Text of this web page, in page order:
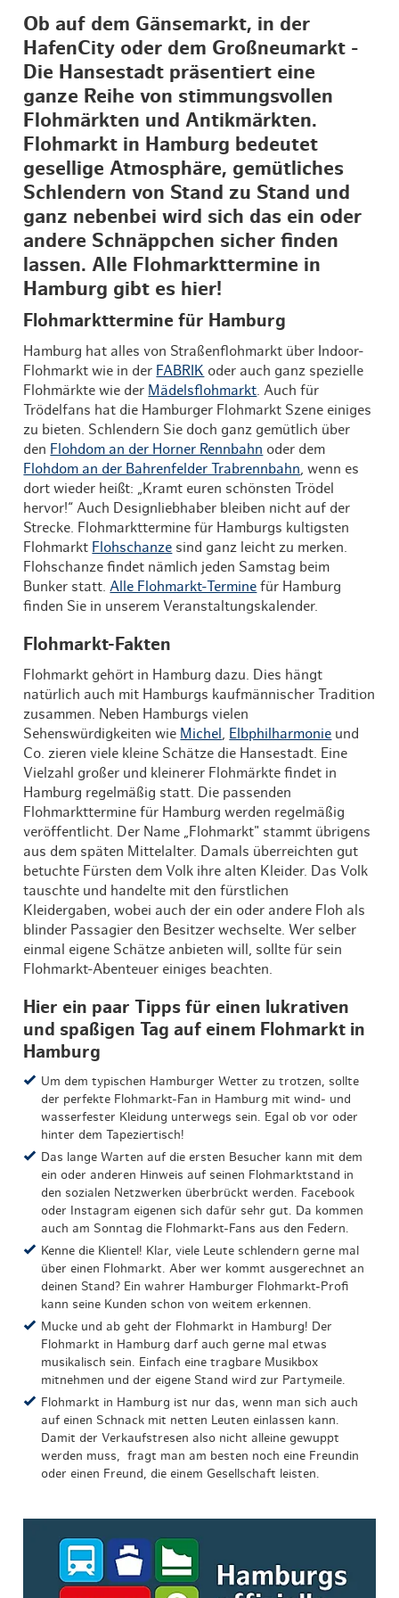
Ob auf dem Gänsemarkt, in der
HafenCity oder dem Großneumarkt -
Die Hansestadt präsentiert eine
ganze Reihe von stimmungsvollen
Flohmärkten und Antikmärkten.
Flohmarkt in Hamburg bedeutet
gesellige Atmosphäre, gemütliches
Schlendern von Stand zu Stand und
ganz nebenbei wird sich das ein oder
andere Schnäppchen sicher finden
lassen. Alle Flohmarkttermine in
Hamburg gibt es hier!
Flohmarkttermine für Hamburg
Hamburg hat alles von Straßenflohmarkt über Indoor-
Flohmarkt wie in der FABRIK oder auch ganz spezielle
Flohmärkte wie der Mädelsflohmarkt. Auch für
Trödelfans hat die Hamburger Flohmarkt Szene einiges
zu bieten. Schlendern Sie doch ganz gemütlich über
den Flohdom an der Horner Rennbahn oder dem
Flohdom an der Bahrenfelder Trabrennbahn, wenn es
dort wieder heißt: „Kramt euren schönsten Trödel
hervor!“ Auch Designliebhaber bleiben nicht auf der
Strecke. Flohmarkttermine für Hamburgs kultigsten
Flohmarkt Flohschanze sind ganz leicht zu merken.
Flohschanze findet nämlich jeden Samstag beim
Bunker statt.Alle Flohmarkt-Termine für Hamburg
finden Sie in unserem Veranstaltungskalender.
Flohmarkt-Fakten
Flohmarkt gehört in Hamburg dazu. Dies hängt
natürlich auch mit Hamburgs kaufmännischer Tradition
zusammen. Neben Hamburgs vielen
Sehenswürdigkeiten wie Michel , Elbphilharmonie und
Co. zieren viele kleine Schätze die Hansestadt. Eine
Vielzahl großer und kleinerer Flohmärkte findet in
Hamburg regelmäßig statt. Die passenden
Flohmarkttermine für Hamburg werden regelmäßig
veröffentlicht. Der Name „Flohmarkt" stammt übrigens
aus dem späten Mittelalter. Damals überreichten gut
betuchte Fürsten dem Volk ihre alten Kleider. Das Volk
tauschte und handelte mit den fürstlichen
Kleidergaben, wobei auch der ein oder andere Floh als
blinder Passagier den Besitzer wechselte. Wer selber
einmal eigene Schätze anbieten will, sollte für sein
Flohmarkt-Abenteuer einiges beachten.
Hier ein paar Tipps für einen lukrativen
und spaßigen Tag auf einem Flohmarkt in
Hamburg
Um dem typischen Hamburger Wetter zu trotzen, sollte
der perfekte Flohmarkt-Fan in Hamburg mit wind- und
wasserfester Kleidung unterwegs sein. Egal ob vor oder
hinter dem Tapeziertisch!
Das lange Warten auf die ersten Besucher kann mit dem
ein oder anderen Hinweis auf seinen Flohmarktstand in
den sozialen Netzwerken überbrückt werden. Facebook
oder Instagram eigenen sich dafür sehr gut. Da kommen
auch am Sonntag die Flohmarkt-Fans aus den Federn.
Kenne die Klientel! Klar, viele Leute schlendern gerne mal
über einen Flohmarkt. Aber wer kommt ausgerechnet an
deinen Stand? Ein wahrer Hamburger Flohmarkt-Profi
kann seine Kunden schon von weitem erkennen.
Mucke und ab geht der Flohmarkt in Hamburg! Der
Flohmarkt in Hamburg darf auch gerne mal etwas
musikalisch sein. Einfach eine tragbare Musikbox
mitnehmen und der eigene Stand wird zur Partymeile.
Flohmarkt in Hamburg ist nur das, wenn man sich auch
auf einen Schnack mit netten Leuten einlassen kann.
Damit der Verkaufstresen also nicht alleine gewuppt
werden muss, fragt man am besten noch eine Freundin
oder einen Freund, die einem Gesellschaft leisten.